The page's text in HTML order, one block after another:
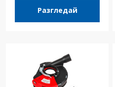
Разгледай